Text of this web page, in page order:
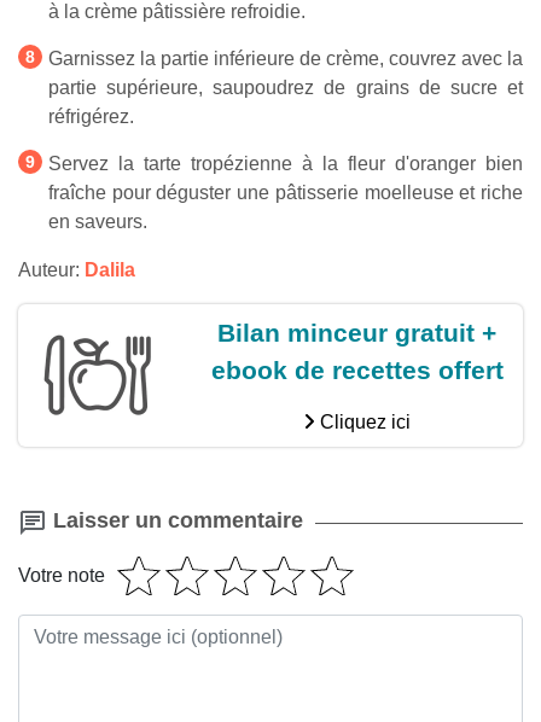
à la crème pâtissière refroidie.
Garnissez la partie inférieure de crème, couvrez avec la
partie supérieure, saupoudrez de grains de sucre et
réfrigérez.
Servez la tarte tropézienne à la fleur d'oranger bien
fraîche pour déguster une pâtisserie moelleuse et riche
en saveurs.
Auteur: Dalila
Bilan minceur gratuit +
ebook de recettes offert
Cliquez ici
Laisser un commentaire
Votre note